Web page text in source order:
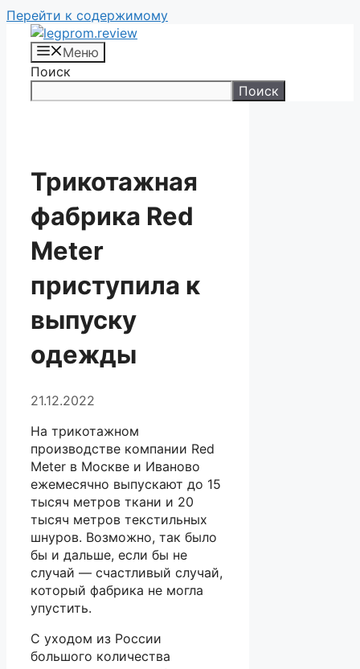
Перейти к содержимому
Меню
Поиск
Поиск
Трикотажная
фабрика Red
Meter
приступила к
выпуску
одежды
21.12.2022
На трикотажном
производстве компании Red
Meter в Москве и Иваново
ежемесячно выпускают до 15
тысяч метров ткани и 20
тысяч метров текстильных
шнуров. Возможно, так было
бы и дальше, если бы не
случай — счастливый случай,
который фабрика не могла
упустить.
С уходом из России
большого количества